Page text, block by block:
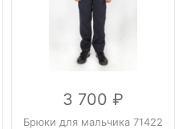
3 700
Брюки для мальчика 71422